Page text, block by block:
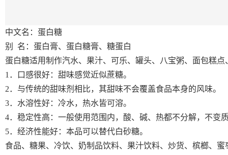
中文名：蛋白糖
别 名：蛋白膏、蛋白糖膏、糖蛋白
蛋白糖适用制作汽水、果汁、可乐、罐头、八宝粥、面包糕
1 ．口感很好：甜味感觉近似蔗糖。
2．与传统的甜味剂相比，其甜味不会覆盖食品本身的风味。
3．水溶性好：冷水，热水皆可溶。
4．稳定性高：一般使用范围内，酸、碱、热都不分解，不变
5．经济性能好：本品可以替代白砂糖。
食品、糖果、冷饮、奶制品饮料、果汁饮料、炒货、槟榔、